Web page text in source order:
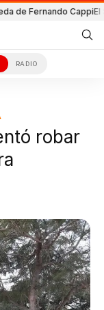
Fernando CappiEl
RADIO
robar